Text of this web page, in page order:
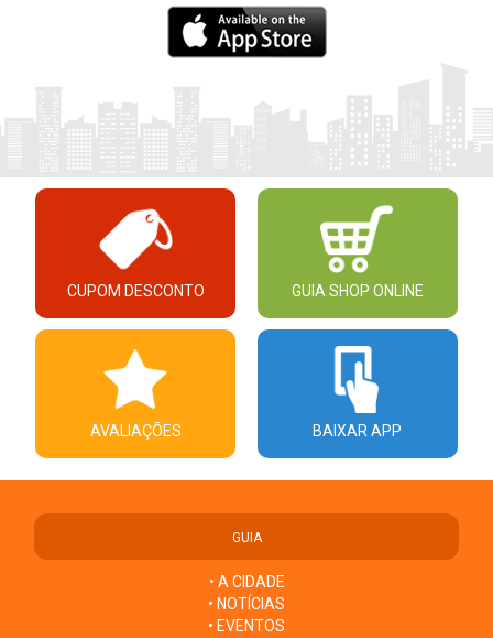
CUPOM DESCONTO GUIA SHOP ONLINE
AVALIAÇÕES BAIXAR APP
GUIA
• A CIDADE
• NOTÍCIAS
• EVENTOS